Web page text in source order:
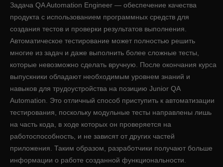
Задача QA Automation Engineer — обеспечение качества
продукта с использованием программных средств для
создания тестов и проверки результатов выполнения.
Автоматическое тестирование может полностью решить
многие из задач и даже выполнить более сложные тесты,
которые невозможно сделать вручную. После окончания курса
выпускники обладают необходимым уровнем знаний и
навыков для трудоустройства на позицию Junior QA
Automation. Это отличный способ приступить к автоматизации
тестирования, поскольку модульные тесты направлены лишь
на часть кода, в ходе которых он проверяется на
работоспособность, и не зависят от других частей
приложения. Таким образом, разработчики получают больше
информации о работе созданной функциональности.